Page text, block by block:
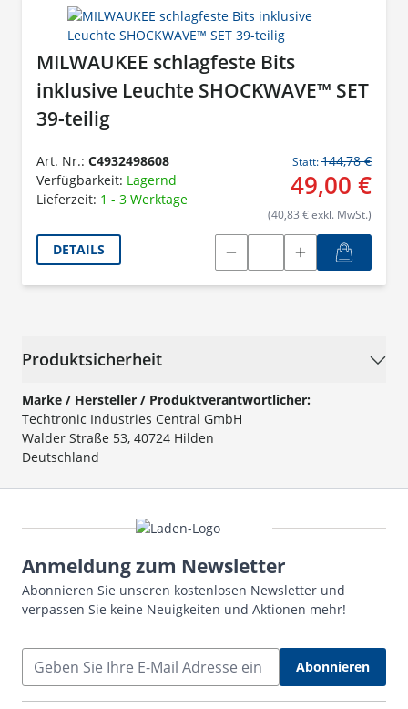
MILWAUKEE schlagfeste Bits
inklusive Leuchte SHOCKWAVE™ SET
39-teilig
Art. Nr.: C4932498608
Verfügbarkeit: Lagernd
Lieferzeit: 1 - 3 Werktage
Statt:144,78 €
49,00 €
(40,83 € exkl. MwSt.)
DETAILS
Produktsicherheit
Marke / Hersteller / Produktverantwortlicher:
Techtronic Industries Central GmbH
Walder Straße 53, 40724 Hilden
Deutschland
Anmeldung zum Newsletter
Abonnieren Sie unseren kostenlosen Newsletter und
verpassen Sie keine Neuigkeiten und Aktionen mehr!
Abonnieren